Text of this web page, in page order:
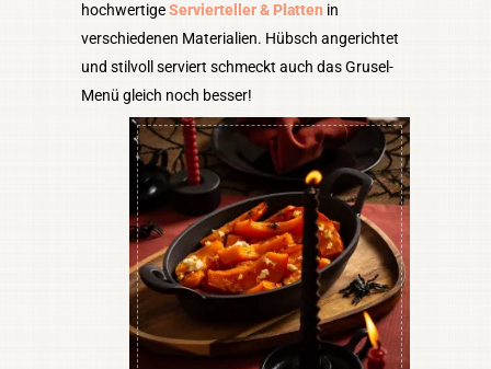
hochwertigeServierteller & Platten in
verschiedenen Materialien. Hübsch angerichtet
und stilvoll serviert schmeckt auch das Grusel-
Menü gleich noch besser!